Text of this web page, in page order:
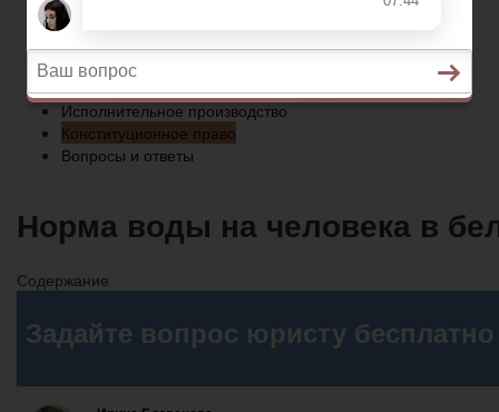
Главная
Социальное обеспечение
Квитанции ЖКХ
Исполнительное производство
Конституционное право
Вопросы и ответы
Норма воды на человека в
Содержание